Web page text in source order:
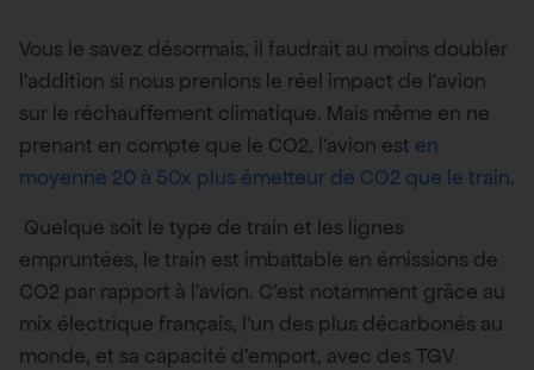
Vous le savez désormais, il faudrait au moins doubler
l’addition si nous prenions le réel impact de l’avion
sur le réchauffement climatique. Mais même en ne
prenant en compte que le CO2, l’avion est en
moyenne 20 à 50x plus émetteur de CO2 que le train.
Quelque soit le type de train et les lignes
empruntées, le train est imbattable en émissions de
CO2 par rapport à l’avion. C’est notamment grâce au
mix électrique français, l’un des plus décarbonés au
monde, et sa capacité d’emport, avec des TGV